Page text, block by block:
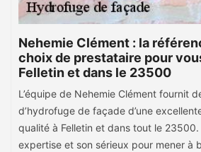
Nehemie Clément : la
choix de prestataire pour
Felletin et dans le 23500
L’équipe de Nehemie Clément fournit
d’hydrofuge de façade d’une
qualité à Felletin et dans tout le
expertise et son sérieux pour mener à